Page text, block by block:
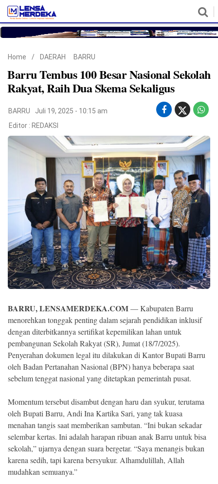
Copyright
Merdeka
Home / DAERAH BARRU
Barru Tembus 100 Besar Nasional Sekolah
Rakyat, Raih Dua Skema Sekaligus
BARRU
Juli 19, 2025 - 10:15 am
Editor : REDAKSI
BARRU, LENSAMERDEKA.COM— Kabupaten Barru
menorehkan tonggak penting dalam sejarah pendidikan inklusif
dengan diterbitkannya sertifikat kepemilikan lahan untuk
pembangunan Sekolah Rakyat (SR), Jumat (18/7/2025).
Penyerahan dokumen legal itu dilakukan di Kantor Bupati Barru
oleh Badan Pertanahan Nasional (BPN) hanya beberapa saat
sebelum tenggat nasional yang ditetapkan pemerintah pusat.
Momentum tersebut disambut dengan haru dan syukur, terutama
oleh Bupati Barru, Andi Ina Kartika Sari, yang tak kuasa
menahan tangis saat memberikan sambutan. “Ini bukan sekadar
selembar kertas. Ini adalah harapan ribuan anak Barru untuk bisa
sekolah,” ujarnya dengan suara bergetar. “Saya menangis bukan
karena sedih, tapi karena bersyukur. Alhamdulillah, Allah
mudahkan semuanya.”